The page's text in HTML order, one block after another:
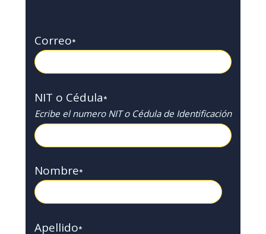
Correo*
NIT o Cédula*
Ecribe el numero NIT o Cédula de Identificación
Nombre*
Apellido*